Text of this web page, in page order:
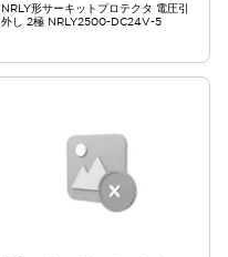
NRLY形サーキットプロテクタ 電圧引
外し 2極 NRLY2500-DC24V-5